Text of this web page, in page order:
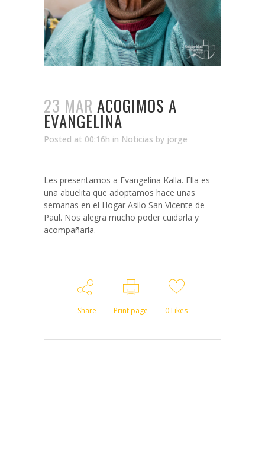
23 MAR ACOGIMOS A
EVANGELINA
Posted at 00:16h in Noticias by jorge
Les presentamos a Evangelina Kalla. Ella es
una abuelita que adoptamos hace unas
semanas en el Hogar Asilo San Vicente de
Paul. Nos alegra mucho poder cuidarla y
acompañarla.
Share Print page 0Likes